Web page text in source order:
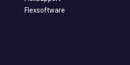
Flexsoftware